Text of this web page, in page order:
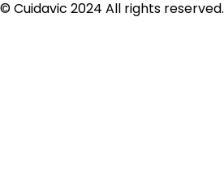
© Cuidavic 2024 All rights reserved.